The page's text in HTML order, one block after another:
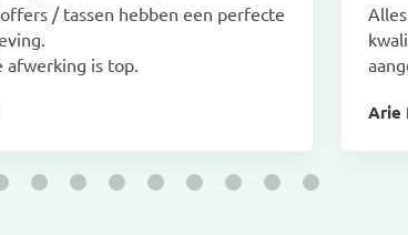
/ tassen hebben een perfecte
afwerking is top.
Arie